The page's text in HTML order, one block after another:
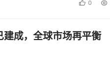
0
成，全球市场再平衡